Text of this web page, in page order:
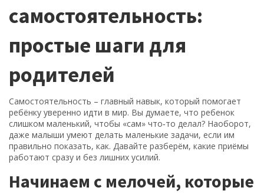
самостоятельность:
простые шаги для
родителей
Самостоятельность – главный навык, который помогает
ребёнку уверенно идти в мир. Вы думаете, что ребенок
слишком маленький, чтобы «сам» что‑то делал? Наоборот,
даже малыши умеют делать маленькие задачи, если им
правильно показать, как. Давайте разберём, какие приёмы
работают сразу и без лишних усилий.
Начинаем с мелочей, которые